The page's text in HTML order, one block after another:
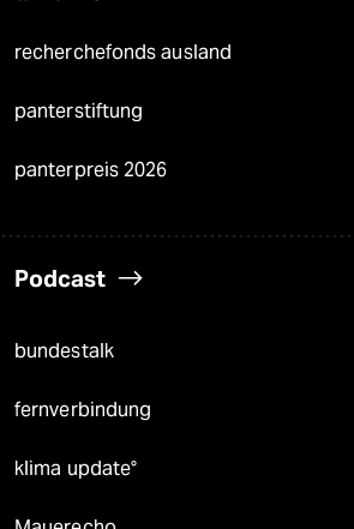
recherchefonds ausland
panterstiftung
panterpreis 2026
Podcast
bundestalk
fernverbindung
klima update°